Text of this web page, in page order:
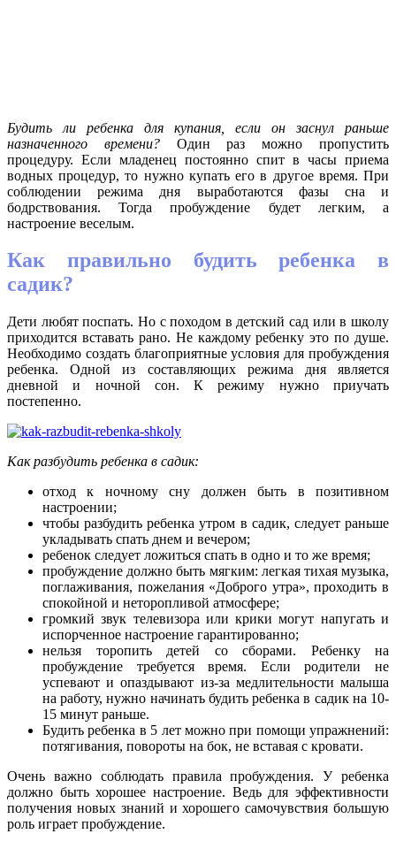
Будить ли ребенка для купания, если он заснул раньше
назначенного времени?Один раз можно пропустить
процедуру. Если младенец постоянно спит в часы приема
водных процедур, то нужно купать его в другое время. При
соблюдении режима дня выработаются фазы сна и
бодрствования. Тогда пробуждение будет легким, а
настроение веселым.
Как правильно будить ребенка в
садик?
Дети любят поспать. Но с походом в детский сад или в школу
приходится вставать рано. Не каждому ребенку это по душе.
Необходимо создать благоприятные условия для пробуждения
ребенка. Одной из составляющих режима дня является
дневной и ночной сон. К режиму нужно приучать
постепенно.
Как разбудить ребенка в садик:
отход к ночному сну должен быть в позитивном
настроении;
чтобы разбудить ребенка утром в садик, следует раньше
укладывать спать днем и вечером;
ребенок следует ложиться спать в одно и то же время;
пробуждение должно быть мягким: легкая тихая музыка,
поглаживания, пожелания «Доброго утра», проходить в
спокойной и неторопливой атмосфере;
громкий звук телевизора или крики могут напугать и
испорченное настроение гарантированно;
нельзя торопить детей со сборами. Ребенку на
пробуждение требуется время. Если родители не
успевают и опаздывают из-за медлительности малыша
на работу, нужно начинать будить ребенка в садик на 10-
15 минут раньше.
Будить ребенка в 5 лет можно при помощи упражнений:
потягивания, повороты на бок, не вставая с кровати.
Очень важно соблюдать правила пробуждения. У ребенка
должно быть хорошее настроение. Ведь для эффективности
получения новых знаний и хорошего самочувствия большую
роль играет пробуждение.